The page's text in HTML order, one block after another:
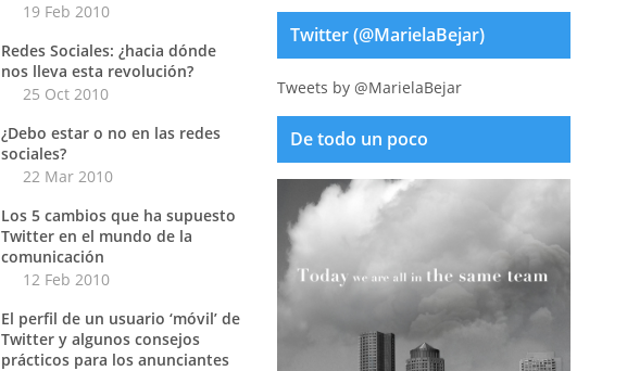
19 Feb 2010
Redes Sociales: ¿hacia dónde
nos lleva esta revolución?
25 Oct 2010
¿Debo estar o no en las redes
sociales?
22 Mar 2010
Los 5 cambios que ha supuesto
Twitter en el mundo de la
comunicación
12 Feb 2010
El perfil de un usuario ‘móvil’ de
Twitter y algunos consejos
prácticos para los anunciantes
Twitter (@MarielaBejar)
Tweets by @MarielaBejar
De todo un poco